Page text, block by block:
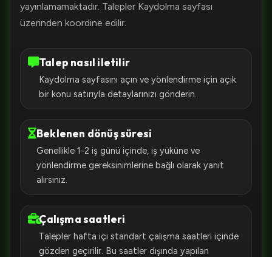
yayınlamamaktadır. Talepler Kaydolma sayfası
üzerinden koordine edilir.
Talep nasıl iletilir
Kaydolma sayfasını açın ve yönlendirme için açık
bir konu satırıyla detaylarınızı gönderin.
Beklenen dönüş süresi
Genellikle 1-2 iş günü içinde, iş yüküne ve
yönlendirme gereksinimlerine bağlı olarak yanıt
alırsınız.
Çalışma saatleri
Talepler hafta içi standart çalışma saatleri içinde
gözden geçirilir. Bu saatler dışında yapılan